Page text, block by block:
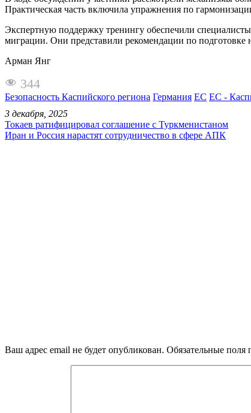
Практическая часть включила упражнения по
Экспертную поддержку тренингу обеспечили
миграции. Они представили рекомендации по
Арман Янг
344
Безопасность Каспийского региона Германия ЕС ЕС -
3 декабря, 2025
Токаев ратифицировал соглашение с Туркменистаном
Иран и Россия нарастят сотрудничество в сфере АПК
Ваш адрес email не будет опубликован. Обязательные поля